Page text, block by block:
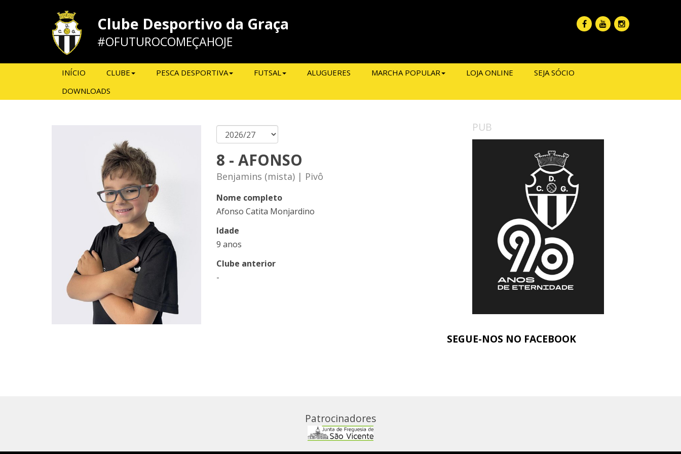
Clube Desportivo da Graça
#OFUTUROCOMEÇAHOJE
INÍCIO CLUBE PESCA DESPORTIVA FUTSAL ALUGUERES MARCHA POPULAR LOJA ONLINE
SEJA SÓCIO
DOWNLOADS
8 - AFONSO
Benjamins (mista) | Pivô
Nome completo
Afonso Catita Monjardino
Idade
9 anos
Clube anterior
-
PUB
SEGUE-NOS NO FACEBOOK
Patrocinadores